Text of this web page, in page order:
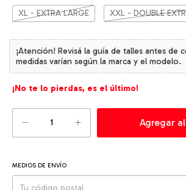
XL - EXTRA LARGE XXL - DOUBLE
¡No te lo pierdas, es el último!
Entregas para el CP:
MEDIOS DE ENVÍO